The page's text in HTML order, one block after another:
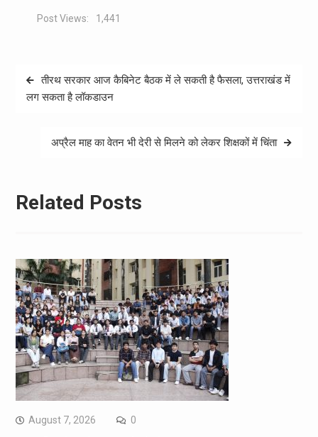
Post Views: 1,441
Post
navigation
तीरथ सरकार आज कैबिनेट बैठक में ले सकती है फैसला, उत्तराखंड में
लग सकता है लॉकडाउन
अप्रैल माह का वेतन भी देरी से मिलने को लेकर शिक्षकों में चिंता
Related Posts
August 7, 2026 0